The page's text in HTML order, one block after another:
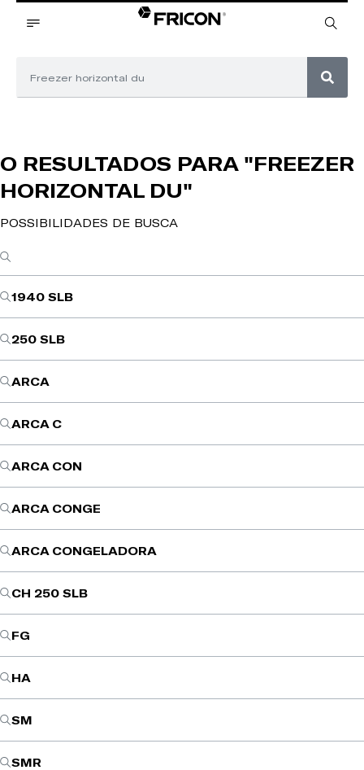
O RESULTADOS PARA "FREEZER
HORIZONTAL DU"
POSSIBILIDADES DE BUSCA
1940 SLB
250 SLB
ARCA
ARCA C
ARCA CON
ARCA CONGE
ARCA CONGELADORA
CH 250 SLB
FG
HA
SM
SMR